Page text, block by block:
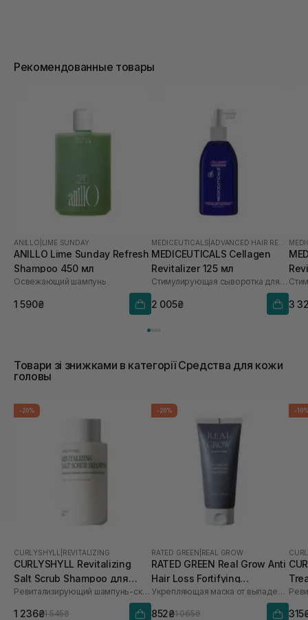
Рекомендованные товары
ANILLO LIME SUNDAY
ANILLO Lime Sunday Refresh
Shampoo 450 мл
Освежающий шампунь
1 590₴
MEDICEUTICALS
MEDICEUTICALS Cellagen
Revitalizer 125 мл
Стимулирующая сыворотка для роста волос и здоровья кожи головы
2 005₴ 3
Товари зі знижками в категорії Средства для кожи
головы
-20%
CURLYSHYLL REVITALIZING
CURLYSHYLL Revitalizing
Salt Scrub Shampoo для
ослабленной кожи головы
и тонких волос 300 мл
Ревитализирующий шампунь-скраб
1 236₴1 545₴
-20%
RATED GREEN REAL GROW
RATED GREEN Real Grow Anti
Hair Loss Fortifying
Treatment 200 мл
Укрепляющая маска от выпадения волос
852₴1 065₴
-